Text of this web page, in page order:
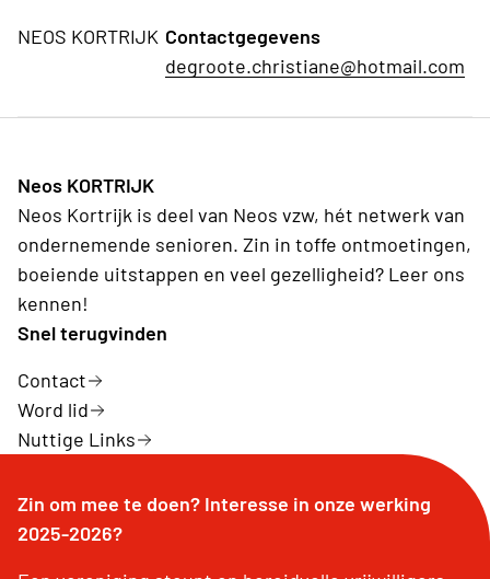
NEOS KORTRIJK Contactgegevens
degroote.christiane@hotmail.com
Neos KORTRIJK
Neos Kortrijk is deel van Neos vzw, hét netwerk van
ondernemende senioren. Zin in toffe ontmoetingen,
boeiende uitstappen en veel gezelligheid? Leer ons
kennen!
Snel terugvinden
Contact
Word lid
Nuttige Links
Zin om mee te doen? Interesse in onze werking
2025-2026?